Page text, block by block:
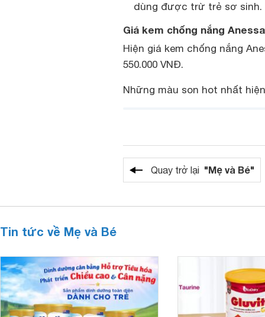
dùng được trừ trẻ sơ sinh.
Giá kem chống nắng
Hiện giá kem chống nắng
550.000 VNĐ.
Những màu son hot nhất
Quay trở lại "Mẹ và Bé"
Tin tức về Mẹ và Bé